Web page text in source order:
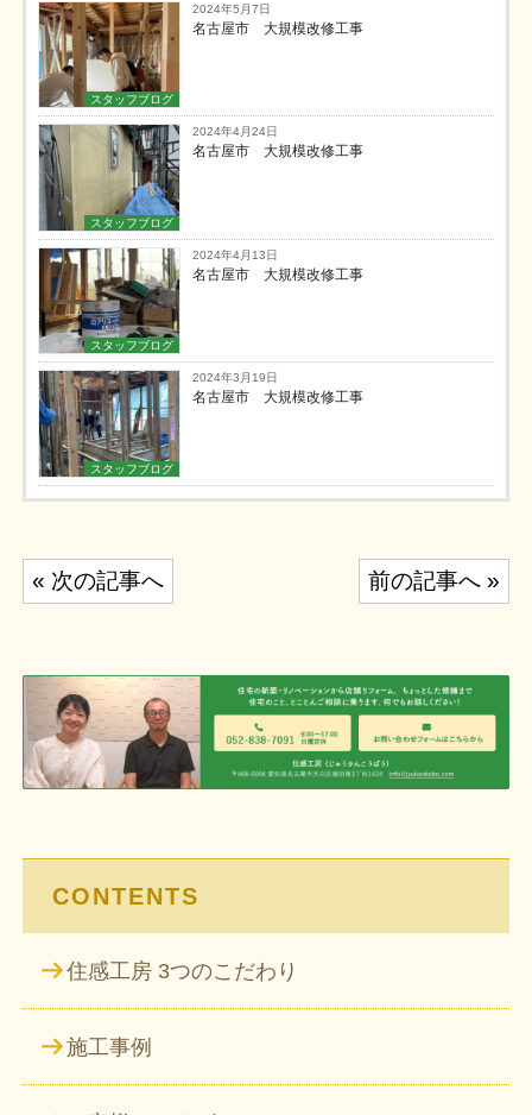
スタッフブログ
2024年5月7日
名古屋市 大規模改修工事
スタッフブログ
2024年4月24日
名古屋市 大規模改修工事
スタッフブログ
2024年4月13日
名古屋市 大規模改修工事
スタッフブログ
2024年3月19日
名古屋市 大規模改修工事
投
稿
ビ
ゲ
ー
シ
前の記事へ »
« 次の記事へ
CONTENTS
住感工房 3つのこだわり
施工事例